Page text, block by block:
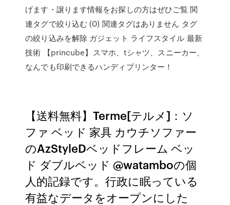
げます・譲ります情報をお探しの方はぜひご覧 関
連タグで絞り込む (0) 関連タグはありません タグ
の絞り込みを解除 ガジェット ライフスタイル 最新
技術 【princube】スマホ、tシャツ、スニーカー、
なんでも印刷できるハンディプリンター！
【送料無料】Terme[テルメ]：ソ
ファ ベッド 家具 カウチソファー
のAzStyleDベッドフレーム ベッ
ド ダブルベッド @watamboの個
人的記録です。行政に眠っている
有益なデータをオープンにした